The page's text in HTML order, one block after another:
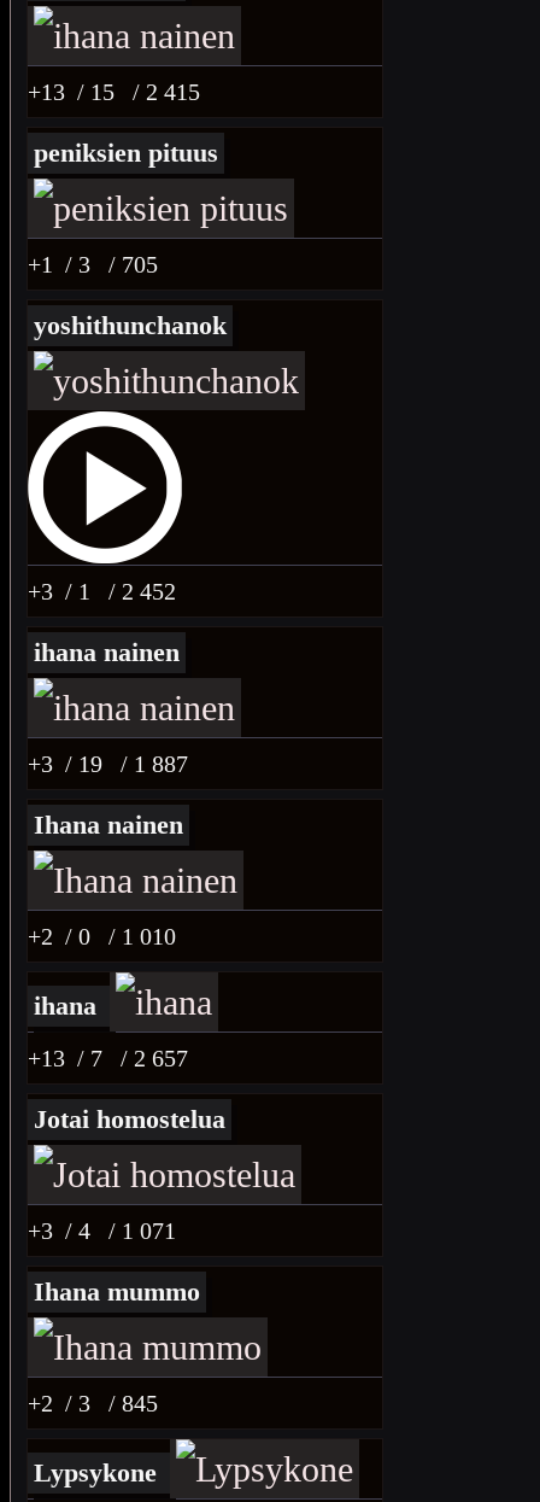
+13 / 15 / 2 415
peniksien pituus
+1 / 3 / 705
yoshithunchanok
+3 / 1 / 2 452
ihana nainen
+3 / 19 / 1 887
Ihana nainen
+2 / 0 / 1 010
ihana
+13 / 7 / 2 657
Jotai homostelua
+3 / 4 / 1 071
Ihana mummo
+2 / 3 / 845
Lypsykone